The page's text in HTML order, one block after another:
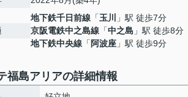
地下鉄千日前線 「玉川
」駅 徒歩7分
京阪電鉄中之島線 「中之島 」駅 徒歩8分
地下鉄中央線 「 阿波座 」駅 徒歩9分
福島アリアの詳細情報